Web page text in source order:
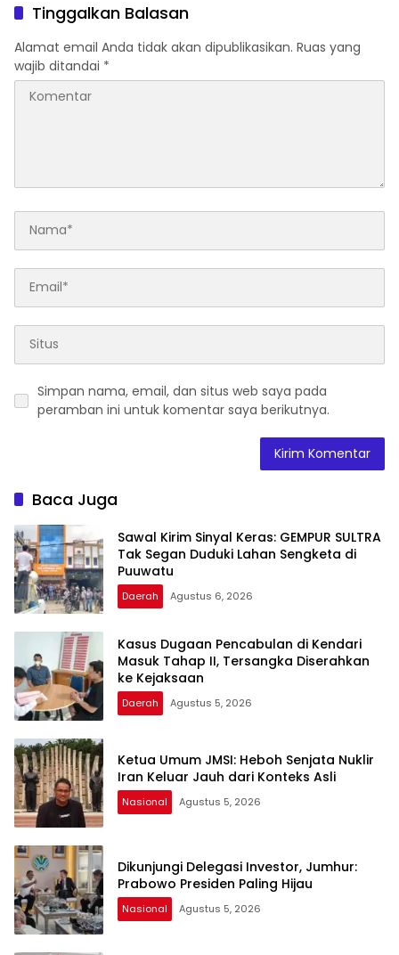
Tinggalkan Balasan
Alamat email Anda tidak akan dipublikasikan. Ruas yang
wajib ditandai *
Simpan nama, email, dan situs web saya pada
peramban ini untuk komentar saya berikutnya.
Baca Juga
Sawal Kirim Sinyal Keras: GEMPUR SULTRA
Tak Segan Duduki Lahan Sengketa di
Puuwatu
Daerah Agustus 6, 2026
Kasus Dugaan Pencabulan di Kendari
Masuk Tahap II, Tersangka Diserahkan
ke Kejaksaan
Daerah Agustus 5, 2026
Ketua Umum JMSI: Heboh Senjata Nuklir
Iran Keluar Jauh dari Konteks Asli
Nasional Agustus 5, 2026
Dikunjungi Delegasi Investor, Jumhur:
Prabowo Presiden Paling Hijau
Nasional Agustus 5, 2026